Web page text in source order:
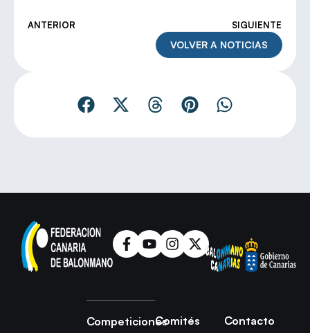
ANTERIOR SIGUIENTE
VOLVER A NOTICIAS
CompeticionesComités
Contacto